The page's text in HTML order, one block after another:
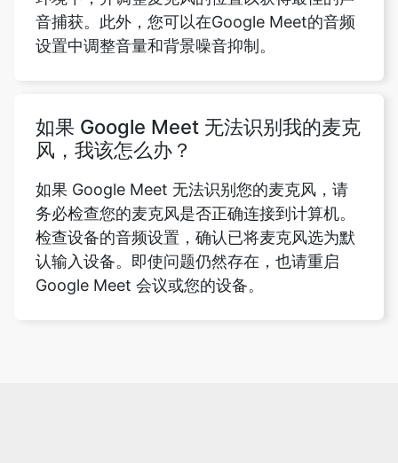
音捕获。此外，您可以在Google Meet的音频
设置中调整音量和背景噪音抑制。
如果 Google Meet 无法识别我的麦克
风，我该怎么办？
如果 Google Meet 无法识别您的麦克风，请
务必检查您的麦克风是否正确连接到计算机。
检查设备的音频设置，确认已将麦克风选为默
认输入设备。即使问题仍然存在，也请重启
Google Meet 会议或您的设备。